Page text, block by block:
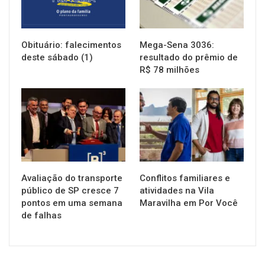
Obituário: falecimentos
deste sábado (1)
Mega-Sena 3036:
resultado do prêmio de
R$ 78 milhões
NOTÍCIAS
Avaliação do transporte
público de SP cresce 7
pontos em uma semana
de falhas
NOTÍCIAS
Conflitos familiares e
atividades na Vila
Maravilha em Por Você